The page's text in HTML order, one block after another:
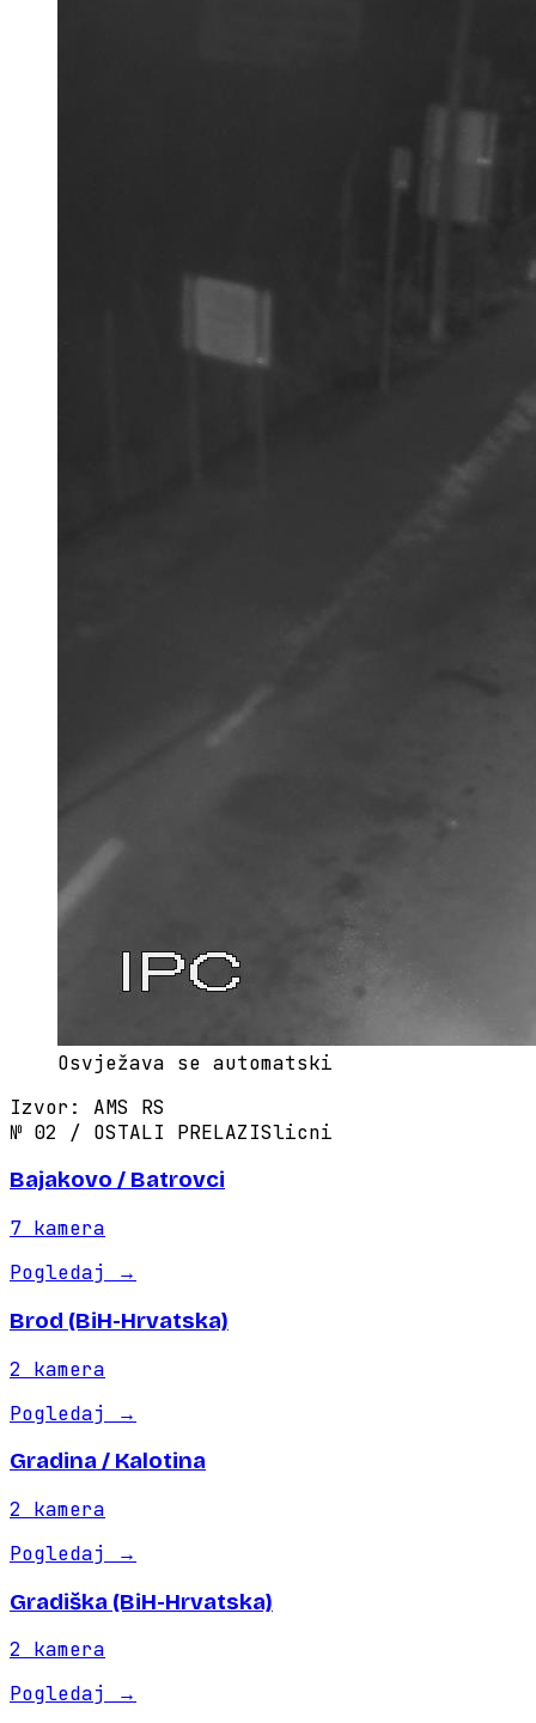
Osvježava se automatski
Izvor: AMS RS
№ 02 / OSTALI PRELAZISlicni
Bajakovo / Batrovci
7 kamera
Pogledaj →
Brod (BiH-Hrvatska)
2
kamera
Pogledaj →
Gradina / Kalotina
2
kamera
Pogledaj →
Gradiška (BiH-Hrvatska)
2
kamera
Pogledaj →